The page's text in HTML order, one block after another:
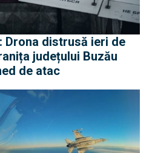
Drona distrusă ieri de
județului Buzău
de atac